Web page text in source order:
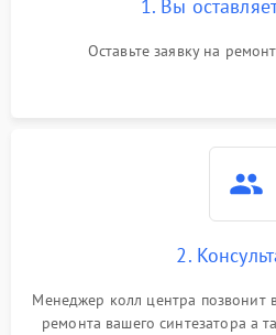
1. Вы
Оставьте заявку на
2.
Менеджер колл центра позвонит
ремонта вашего синтезатора а